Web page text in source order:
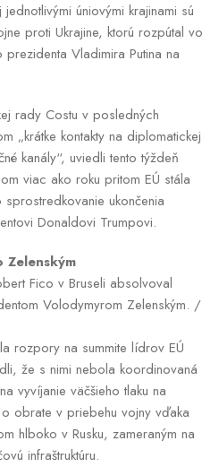
úniovými krajinami sú
proti Ukrajine, ktorú rozpútal vo
Vladimira Putina na
rady Costu v posledných
„krátke kontakty na diplomatickej
kanály“, uviedli tento týždeň
viac ako roku pritom EÚ stála
ukončenia
Donaldovi Trumpovi.
Zelenským
Fico v Bruseli absolvoval
Volodymyrom Zelenským. /
rozpory na summite lídrov EÚ
že s nimi nebola koordinovaná
vyvíjanie väčšieho tlaku na
obrate v priebehu vojny vďaka
hlboko v Rusku, zameraným na
infraštruktúru.